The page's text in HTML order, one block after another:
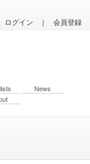
ログイン ｜ 会員登録
News